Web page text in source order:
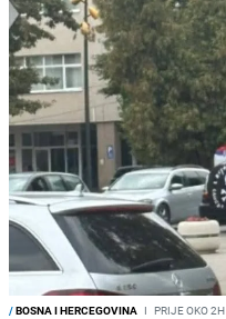
/BOSNA I HERCEGOVINA I PRIJE OKO 2H